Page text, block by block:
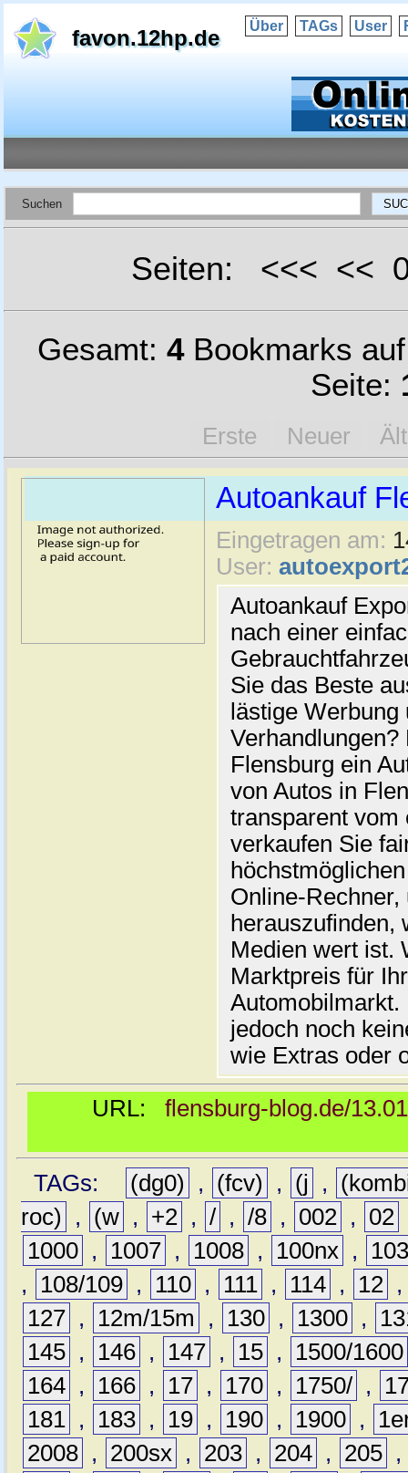
favon.12hp.de Über TAGs User
Suchen
Seiten: <<< <<
Gesamt: 4Bookmarks
Seite:
Erste Neuer
Autoankauf
Eingetragen am:
User:
Autoankauf
nach einer
Sie das Beste
lästige
Flensburg ein
von Autos in
transparent vom
verkaufen Sie
Online-
herauszufinden,
Medien wert ist.
Marktpreis für
jedoch noch
wie Extras oder
URL: flensburg-blog.de/
TAGs: (dg0) , (fcv) , (j ,
roc)
, (w , +2 , / , /8 , 002 , 02
1000 , 1007 , 1008 , 100nx ,
,
108/109 , 110 , 111 , 114 , 12
127 , 12m/15m , 130 , 1300 ,
145 , 146 , 147 , 15 ,
1500/1600
164 , 166 , 17 , 170 , 1750/ ,
181 , 183 , 19 , 190 , 1900 ,
2008 , 200sx , 203 , 204 , 205 ,